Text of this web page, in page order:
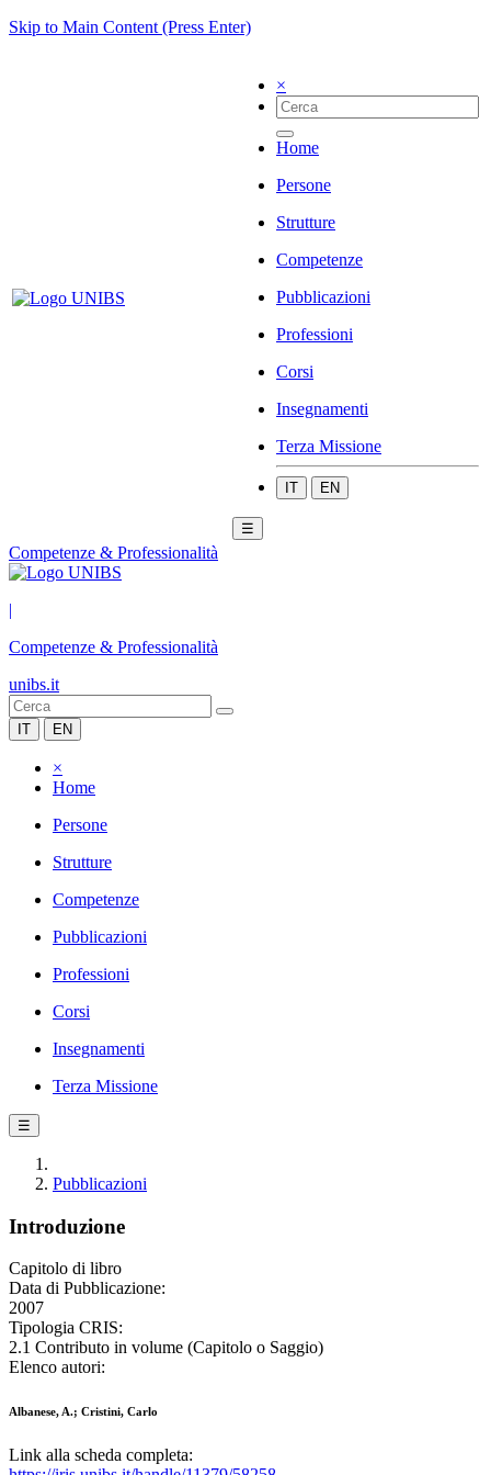
Skip to Main Content (Press Enter)
×
Home
Persone
Strutture
Competenze
Pubblicazioni
Professioni
Corsi
Insegnamenti
Terza Missione
IT EN
☰
Competenze & Professionalità
|
Competenze & Professionalità
unibs.it
IT EN
×
Home
Persone
Strutture
Competenze
Pubblicazioni
Professioni
Corsi
Insegnamenti
Terza Missione
☰
Pubblicazioni
Introduzione
Capitolo di libro
Data di Pubblicazione:
2007
Tipologia CRIS:
2.1 Contributo in volume (Capitolo o Saggio)
Elenco autori:
Albanese, A.; Cristini, Carlo
Link alla scheda completa: